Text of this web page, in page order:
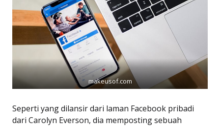
makeusof.com
Seperti yang dilansir dari laman Facebook pribadi
dari Carolyn Everson, dia memposting sebuah